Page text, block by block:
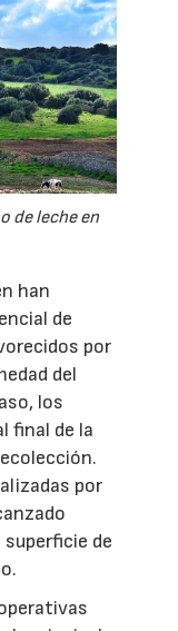
de leche en
han
de
por
del
los
final de la
por
de